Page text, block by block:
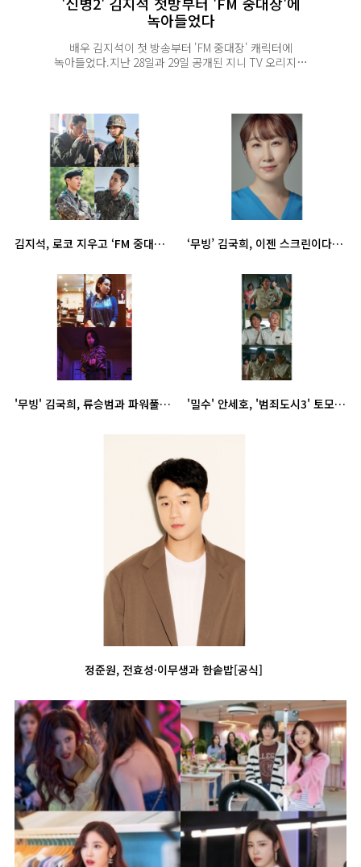
녹아들었다
배우 김지석이 첫 방송부터 'FM 중대장' 캐릭터에
녹아들었다.지난 28일과 29일 공개된 지니 TV 오리지널
드라마. 극 중 김지석은 군인 정신으로 똘똘 뭉친 FM
중대장 오승윤으로 분해 시청자들과 만났다.김지석...
김지석, 로코 지우고 ‘FM 중대장’ 변신 (신병2) ‘무빙’ 김국희, 이젠 스크린이다‥‘잠’에서 정유미X이선균 호흡
'무빙' 김국희, 류승범과 파워풀 액션도 거뜬..강인한 변신 '밀수' 안세호, '범죄도시3' 토모 지웠다..성공적 연기 변신
정준원, 전효성·이무생과 한솥밥[공식]